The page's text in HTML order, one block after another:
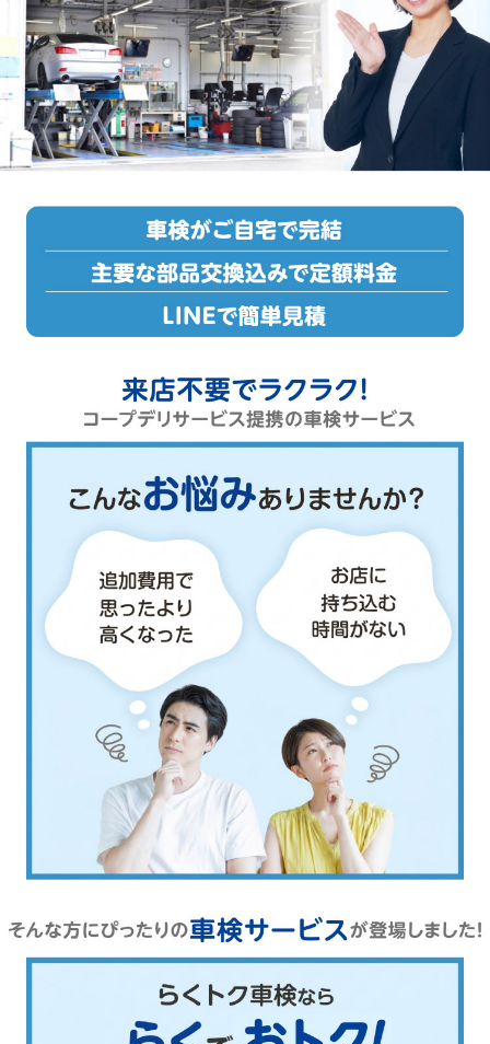
【キャンセル・変更】
予約後のキャンセル・変更は、下記の料金がかかります。キャンセル料お
よび変更手数料は、当初の決済金額を修正することで精算させていただき
ます。
(1)予約後の「キャンセル」は車検実施予定日の10日前(日･祝日含む)まで無
料ですが、以降キャンセル料をご負担いただきます。
・9日前～前日:3,300円(税込)
用】
・当日(車両引き取り後):3,300円(税込)+ 【見積もり車検費用総額ー法定費
用】+自賠責解約手数料実額
(2)予約後の「変更」は車検実施予定日の10日前(日･祝日含む)まで無料です
が、以降変更手数料をご負担いただきます。
・9日前～当日(車両引き取り前):3,300円(税込)
・当日(車両引き取り後):3,300円(税込)+自賠責解約手数料実額
ポイント付与時にウイークリーコープをご利用中の方が対象です。ウイー
クリーコープをご利用されていない方にはポイント付与できません。